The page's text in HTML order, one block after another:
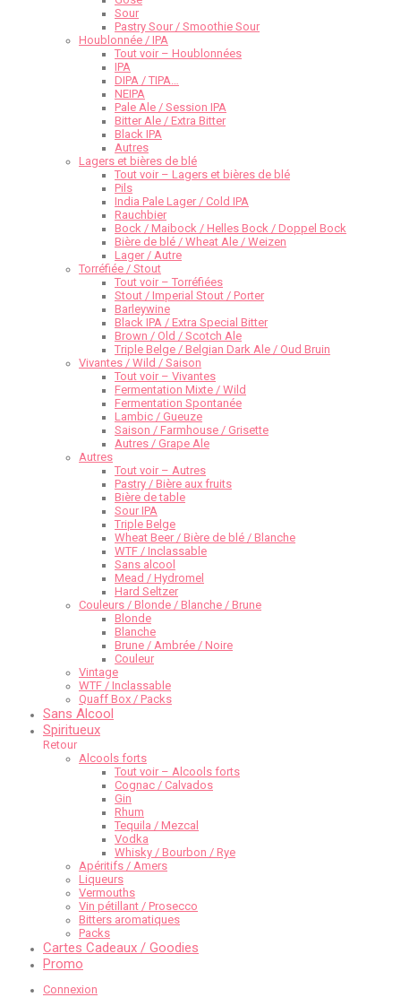
Sour
Pastry Sour / Smoothie Sour
Houblonnée / IPA
Tout voir – Houblonnées
IPA
DIPA / TIPA…
NEIPA
Pale Ale / Session IPA
Bitter Ale / Extra Bitter
Black IPA
Autres
Lagers et bières de blé
Tout voir – Lagers et bières de blé
Pils
India Pale Lager / Cold IPA
Rauchbier
Bock / Maibock / Helles Bock / Doppel Bock
Bière de blé / Wheat Ale / Weizen
Lager / Autre
Torréfiée / Stout
Tout voir – Torréfiées
Stout / Imperial Stout / Porter
Barleywine
Black IPA / Extra Special Bitter
Brown / Old / Scotch Ale
Triple Belge / Belgian Dark Ale / Oud Bruin
Vivantes / Wild / Saison
Tout voir – Vivantes
Fermentation Mixte / Wild
Fermentation Spontanée
Lambic / Gueuze
Saison / Farmhouse / Grisette
Autres / Grape Ale
Autres
Tout voir – Autres
Pastry / Bière aux fruits
Bière de table
Sour IPA
Triple Belge
Wheat Beer / Bière de blé / Blanche
WTF / Inclassable
Sans alcool
Mead / Hydromel
Hard Seltzer
Couleurs / Blonde / Blanche / Brune
Blonde
Blanche
Brune / Ambrée / Noire
Couleur
Vintage
WTF / Inclassable
Quaff Box / Packs
Sans Alcool
Spiritueux
Retour
Alcools forts
Tout voir – Alcools forts
Cognac / Calvados
Gin
Rhum
Tequila / Mezcal
Vodka
Whisky / Bourbon / Rye
Apéritifs / Amers
Liqueurs
Vermouths
Vin pétillant / Prosecco
Bitters aromatiques
Packs
Cartes Cadeaux / Goodies
Promo
Connexion